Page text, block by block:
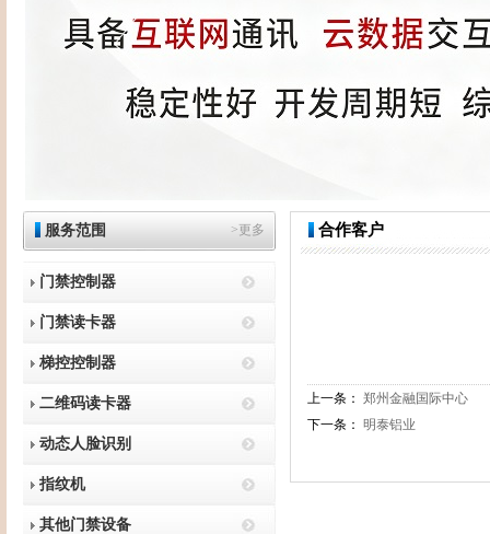
服务范围 >更多
门禁控制器
门禁读卡器
梯控控制器
二维码读卡器
动态人脸识别
指纹机
其他门禁设备
合作客户
上一条： 郑州金融国际中心
下一条： 明泰铝业